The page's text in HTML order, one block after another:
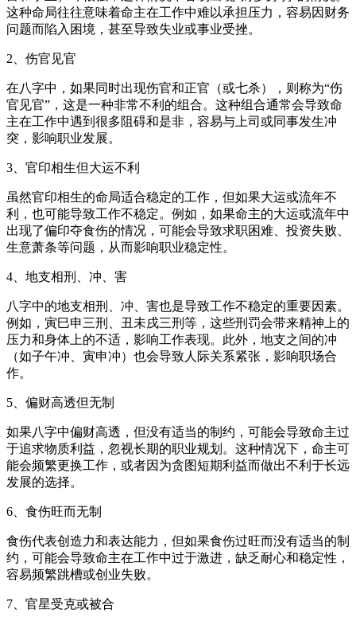
这种命局往往意味着命主在工作中难以承担压力，容易因财务
问题而陷入困境，甚至导致失业或事业受挫。
2、伤官见官
在八字中，如果同时出现伤官和正官（或七杀），则称为“伤
官见官”，这是一种非常不利的组合。这种组合通常会导致命
主在工作中遇到很多阻碍和是非，容易与上司或同事发生冲
突，影响职业发展。
3、官印相生但大运不利
虽然官印相生的命局适合稳定的工作，但如果大运或流年不
利，也可能导致工作不稳定。例如，如果命主的大运或流年中
出现了偏印夺食伤的情况，可能会导致求职困难、投资失败、
生意萧条等问题，从而影响职业稳定性。
4、地支相刑、冲、害
八字中的地支相刑、冲、害也是导致工作不稳定的重要因素。
例如，寅巳申三刑、丑未戌三刑等，这些刑罚会带来精神上的
压力和身体上的不适，影响工作表现。此外，地支之间的冲
（如子午冲、寅申冲）也会导致人际关系紧张，影响职场合
作。
5、偏财高透但无制
如果八字中偏财高透，但没有适当的制约，可能会导致命主过
于追求物质利益，忽视长期的职业规划。这种情况下，命主可
能会频繁更换工作，或者因为贪图短期利益而做出不利于长远
发展的选择。
6、食伤旺而无制
食伤代表创造力和表达能力，但如果食伤过旺而没有适当的制
约，可能会导致命主在工作中过于激进，缺乏耐心和稳定性，
容易频繁跳槽或创业失败。
7、官星受克或被合